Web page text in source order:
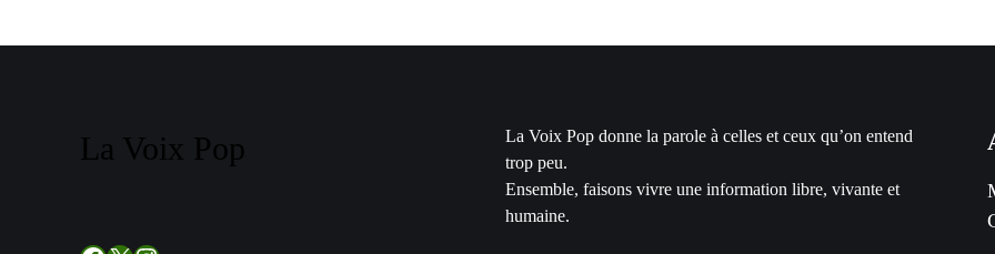
La Voix Pop
La Voix Pop donne la parole à celles et ceux qu’on entend
trop peu.
Ensemble, faisons vivre une information libre, vivante et
humaine.